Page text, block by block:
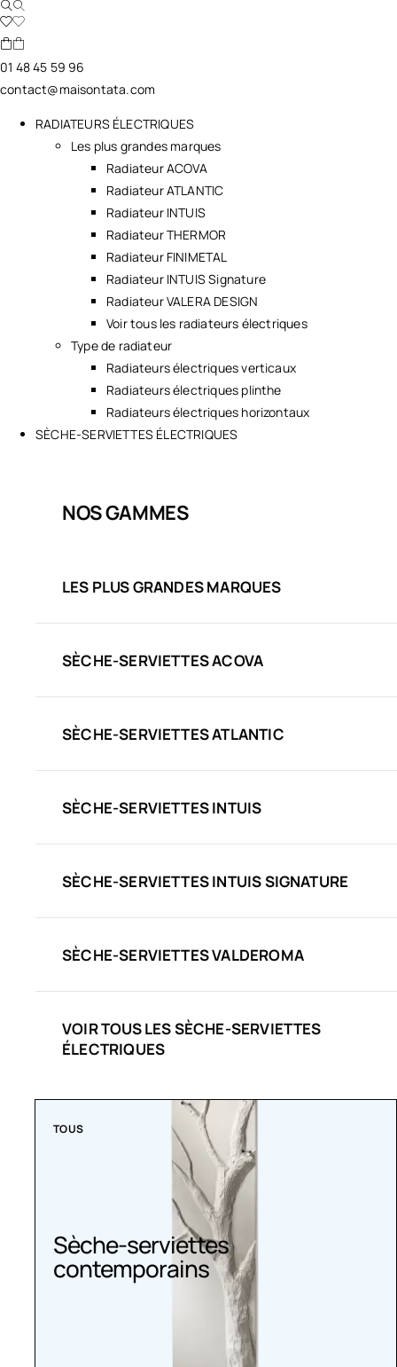
01 48 45 59 96
contact@maisontata.com
RADIATEURS ÉLECTRIQUES
Les plus grandes marques
Radiateur ACOVA
Radiateur ATLANTIC
Radiateur INTUIS
Radiateur THERMOR
Radiateur FINIMETAL
Radiateur INTUIS Signature
Radiateur VALERA DESIGN
Voir tous les radiateurs électriques
Type de radiateur
Radiateurs électriques verticaux
Radiateurs électriques plinthe
Radiateurs électriques horizontaux
SÈCHE-SERVIETTES ÉLECTRIQUES
NOS GAMMES
LES PLUS GRANDES MARQUES
SÈCHE-SERVIETTES ACOVA
SÈCHE-SERVIETTES ATLANTIC
SÈCHE-SERVIETTES INTUIS
SÈCHE-SERVIETTES INTUIS SIGNATURE
SÈCHE-SERVIETTES VALDEROMA
VOIR TOUS LES SÈCHE-SERVIETTES
ÉLECTRIQUES
TOUS
Sèche serviette